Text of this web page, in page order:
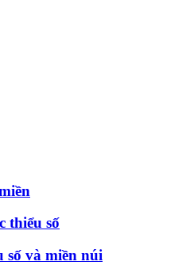
thiểu số
số và miền núi